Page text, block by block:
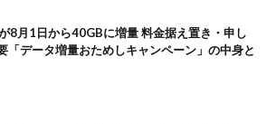
8月1日から40GBに増量 料金据え置き・申し
「データ増量おためしキャンペーン」の中身と